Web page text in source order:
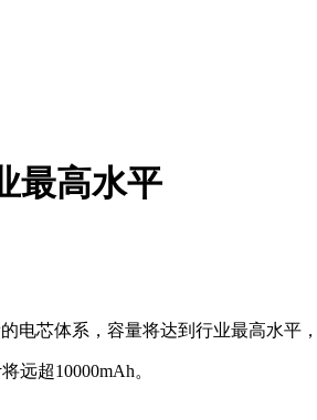
最高水平
芯体系，容量将达到行业最高水平，
超10000mAh。